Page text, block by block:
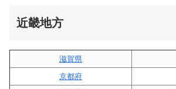
近畿地方
滋賀県
京都府